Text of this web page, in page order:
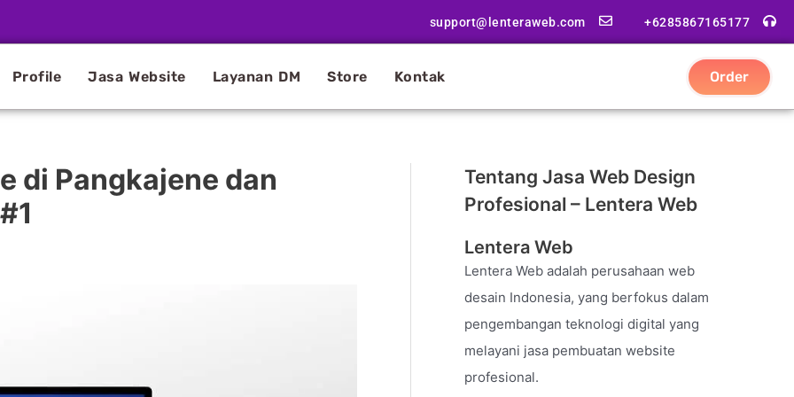
support@lenteraweb.com +6285867165177
Profile Jasa Website Layanan DM Store Kontak Order
di Pangkajene dan
Tentang Jasa Web Design
Profesional – Lentera Web
Lentera Web
Lentera Web adalah perusahaan web
desain Indonesia, yang berfokus dalam
pengembangan teknologi digital yang
melayani jasa pembuatan website
profesional.